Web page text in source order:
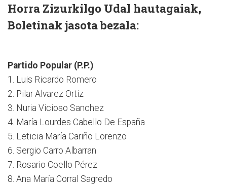
Horra Zizurkilgo Udal hautagaiak,
Boletinak jasota bezala:
Partido Popular (P.P.)
1. Luis Ricardo Romero
2. Pilar Alvarez Ortiz
3. Nuria Vicioso Sanchez
4. María Lourdes Cabello De España
5. Leticia María Cariño Lorenzo
6. Sergio Carro Albarran
7. Rosario Coello Pérez
8. Ana María Corral Sagredo